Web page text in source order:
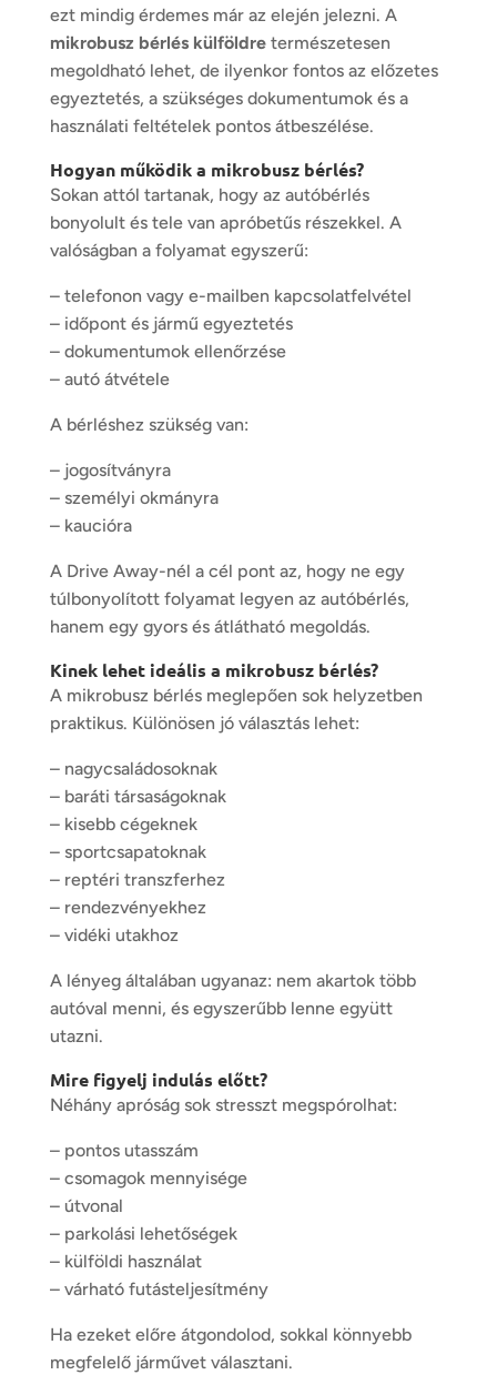
ezt mindig érdemes már az elején jelezni. A
mikrobusz bérlés külföldretermészetesen
megoldható lehet, de ilyenkor fontos az előzetes
egyeztetés, a szükséges dokumentumok és a
használati feltételek pontos átbeszélése.
Hogyan működik a mikrobusz bérlés?
Sokan attól tartanak, hogy az autóbérlés
bonyolult és tele van apróbetűs részekkel. A
valóságban a folyamat egyszerű:
– telefonon vagy e-mailben kapcsolatfelvétel
– időpont és jármű egyeztetés
– dokumentumok ellenőrzése
– autó átvétele
A bérléshez szükség van:
– jogosítványra
– személyi okmányra
– kaucióra
A Drive Away-nél a cél pont az, hogy ne egy
túlbonyolított folyamat legyen az autóbérlés,
hanem egy gyors és átlátható megoldás.
Kinek lehet ideális a mikrobusz bérlés?
A mikrobusz bérlés meglepően sok helyzetben
praktikus. Különösen jó választás lehet:
– nagycsaládosoknak
– baráti társaságoknak
– kisebb cégeknek
– sportcsapatoknak
– reptéri transzferhez
– rendezvényekhez
– vidéki utakhoz
A lényeg általában ugyanaz: nem akartok több
autóval menni, és egyszerűbb lenne együtt
utazni.
Mire figyelj indulás előtt?
Néhány apróság sok stresszt megspórolhat:
– pontos utasszám
– csomagok mennyisége
– útvonal
– parkolási lehetőségek
– külföldi használat
– várható futásteljesítmény
Ha ezeket előre átgondolod, sokkal könnyebb
megfelelő járművet választani.